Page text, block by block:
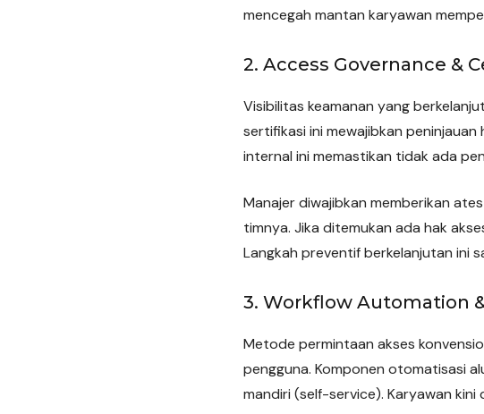
mencegah mantan karyawan
2. Access Governance &
Visibilitas keamanan yang
sertifikasi ini mewajibkan
internal ini memastikan tidak ada
Manajer diwajibkan memberikan
timnya. Jika ditemukan ada hak
Langkah preventif berkelanjutan ini
3. Workflow Automation
Metode permintaan akses
pengguna. Komponen otomatisasi
mandiri (self-service). Karyawan